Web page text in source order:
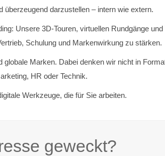
darzustellen – intern wie extern.
Unsere 3D-Touren, virtuellen Rundgänge
Schulung und Markenwirkung zu stärken.
Marken. Dabei denken wir nicht in
HR oder Technik.
Werkzeuge, die für Sie arbeiten.
geweckt?